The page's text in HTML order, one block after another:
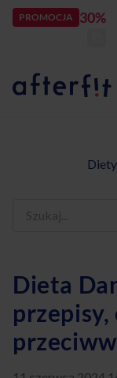
PROMOCJA 30%
Catering
Diety
Dieta